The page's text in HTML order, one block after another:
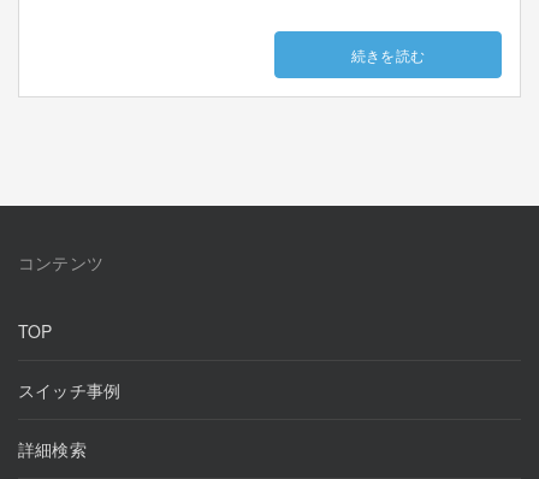
続きを読む
コンテンツ
TOP
スイッチ事例
詳細検索